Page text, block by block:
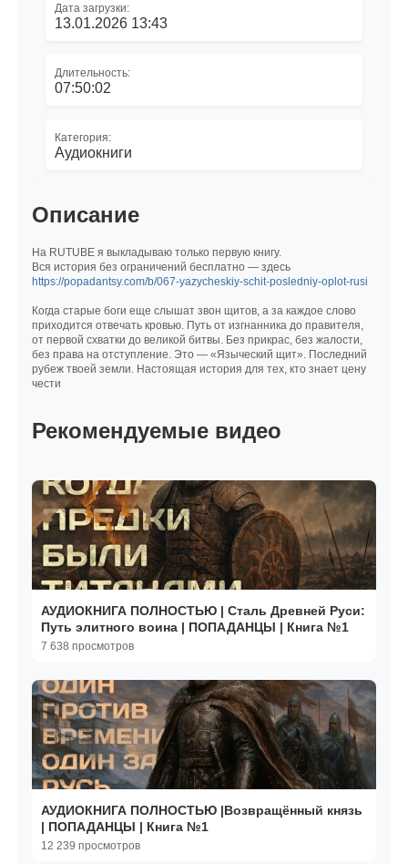
Дата загрузки:
13.01.2026 13:43
Длительность:
07:50:02
Категория:
Аудиокниги
Описание
На RUTUBE я выкладываю только первую книгу.
Вся история без ограничений бесплатно — здесь
https://popadantsy.com/b/067-yazycheskiy-schit-posledniy-oplot-rusi
Когда старые боги еще слышат звон щитов, а за каждое слово
приходится отвечать кровью. Путь от изгнанника до правителя,
от первой схватки до великой битвы. Без прикрас, без жалости,
без права на отступление. Это — «Языческий щит». Последний
рубеж твоей земли. Настоящая история для тех, кто знает цену
чести
Рекомендуемые видео
АУДИОКНИГА ПОЛНОСТЬЮ | Сталь Древней Руси:
Путь элитного воина | ПОПАДАНЦЫ | Книга №1
7 638 просмотров
АУДИОКНИГА ПОЛНОСТЬЮ |Возвращённый князь
| ПОПАДАНЦЫ | Книга №1
12 239 просмотров